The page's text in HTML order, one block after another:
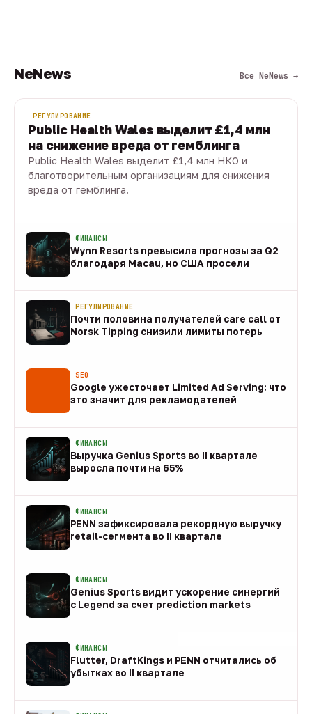
NeNews Все NeNews →
РЕГУЛИРОВАНИЕ
Public Health Wales выделит £1,4 млн
на снижение вреда от гемблинга
Public Health Wales выделит £1,4 млн НКО и
благотворительным организациям для снижения
вреда от гемблинга.
ФИНАНСЫ
Wynn Resorts превысила прогнозы за Q2
благодаря Macau, но США просели
РЕГУЛИРОВАНИЕ
Почти половина получателей care call от
Norsk Tipping снизили лимиты потерь
SEO
Google ужесточает Limited Ad Serving: что
это значит для рекламодателей
ФИНАНСЫ
Выручка Genius Sports во II квартале
выросла почти на 65%
ФИНАНСЫ
PENN зафиксировала рекордную выручку
retail-сегмента во II квартале
ФИНАНСЫ
Genius Sports видит ускорение синергий
с Legend за счет prediction markets
ФИНАНСЫ
Flutter, DraftKings и PENN отчитались об
убытках во II квартале